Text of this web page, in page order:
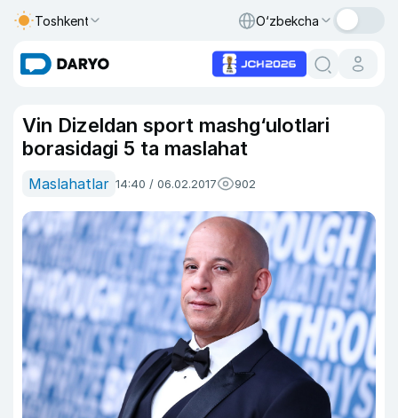
Toshkent O‘zbekcha
Vin Dizeldan sport mashg‘ulotlari
borasidagi 5 ta maslahat
Maslahatlar 14:40 / 06.02.2017 902